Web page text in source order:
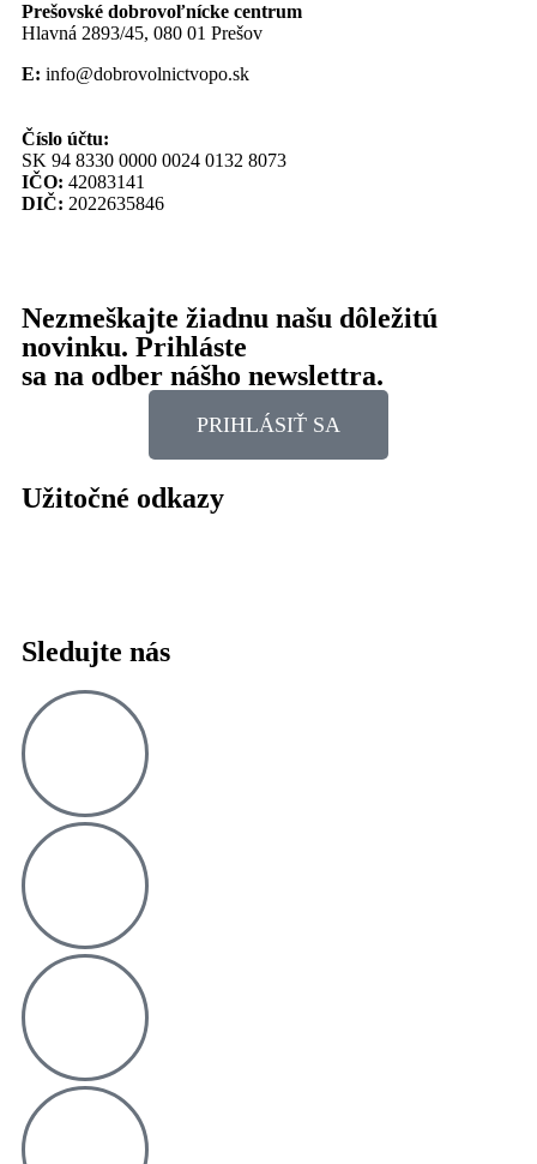
Prešovské dobrovoľnícke centrum
Hlavná 2893/45, 080 01 Prešov
E: info@dobrovolnictvopo.sk
Číslo účtu:
SK 94 8330 0000 0024 0132 8073
IČO: 42083141
DIČ: 2022635846
Nezmeškajte žiadnu našu dôležitú
novinku. Prihláste
sa na odber nášho newslettra.
PRIHLÁSIŤ SA
Užitočné odkazy
Sledujte nás